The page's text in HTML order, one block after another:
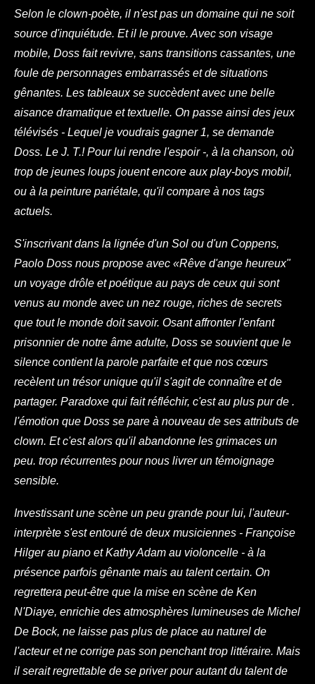
Selon le clown-poète, il n'est pas un domaine qui ne soit
source d'inquiétude. Et il le prouve. Avec son visage
mobile, Doss fait revivre, sans transitions cassantes, une
foule de personnages embarrassés et de situations
gênantes. Les tableaux se succèdent avec une belle
aisance dramatique et textuelle. On passe ainsi des jeux
télévisés - Lequel je voudrais gagner 1, se demande
Doss. Le J. T.! Pour lui rendre l'espoir -, à la chanson, où
trop de jeunes loups jouent encore aux play-boys mobil,
ou à la peinture pariétale, qu'il compare à nos tags
actuels.
S'inscrivant dans la lignée d'un Sol ou d'un Coppens,
Paolo Doss nous propose avec «Rêve d'ange heureux"
un voyage drôle et poétique au pays de ceux qui sont
venus au monde avec un nez rouge, riches de secrets
que tout le monde doit savoir. Osant affronter l'enfant
prisonnier de notre âme adulte, Doss se souvient que le
silence contient la parole parfaite et que nos cœurs
recèlent un trésor unique qu'il s'agit de connaître et de
partager. Paradoxe qui fait réfléchir, c'est au plus pur de .
l'émotion que Doss se pare à nouveau de ses attributs de
clown. Et c'est alors qu'il abandonne les grimaces un
peu. trop récurrentes pour nous livrer un témoignage
sensible.
Investissant une scène un peu grande pour lui, l'auteur-
interprète s'est entouré de deux musiciennes - Françoise
Hilger au piano et Kathy Adam au violoncelle - à la
présence parfois gênante mais au talent certain. On
regrettera peut-être que la mise en scène de Ken
N'Diaye, enrichie des atmosphères lumineuses de Michel
De Bock, ne laisse pas plus de place au naturel de
l'acteur et ne corrige pas son penchant trop littéraire. Mais
il serait regrettable de se priver pour autant du talent de